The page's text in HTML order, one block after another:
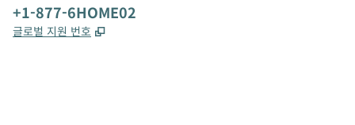
전화:
+1-877-6HOME02
글로벌 지원 번호 ,